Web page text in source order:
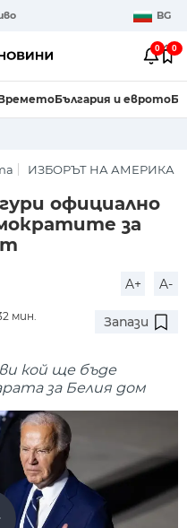
BG
0 0
България и еврото
ИЗБОРЪТ НА АМЕРИКА
официално
за
A+ A-
мин.
Запази
кой ще бъде
за Белия дом